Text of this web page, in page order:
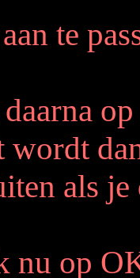
te
wordt
als je
nu op